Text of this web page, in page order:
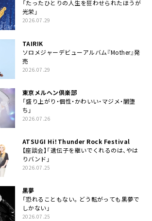
「たったひとりの人生を狂わせられたほうが
光栄」
2026.07.29
TAIRIK
ソロメジャーデビューアルバム『Mother』発
売
2026.07.29
東京メルヘン倶楽部
「盛り上がり・個性・かわいい・マジメ・闇堕
ち」
2026.07.26
ATSUGI Hi！Thunder Rock Festival
【座談会】「遺伝子を継いでくれるのは、やは
りバンド」
2026.07.25
黒夢
「恐れることもない。どう転がっても黒夢で
しかない」
2026.07.25